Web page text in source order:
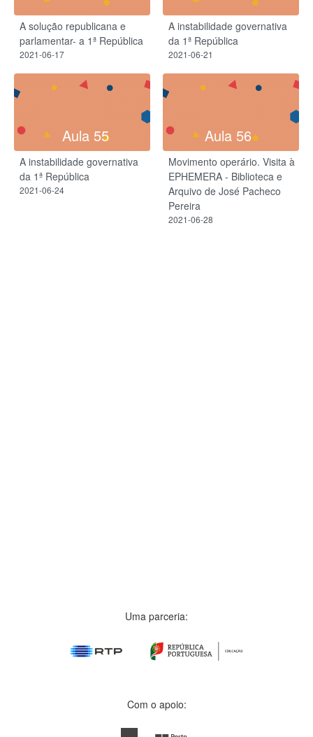
A solução republicana e
parlamentar- a 1ª República
2021-06-17
A instabilidade governativa
da 1ª República
2021-06-21
Aula 55
A instabilidade governativa
da 1ª República
2021-06-24
Aula 56
Movimento operário. Visita à
EPHEMERA - Biblioteca e
Arquivo de José Pacheco
Pereira
2021-06-28
Uma parceria:
Com o apoio: